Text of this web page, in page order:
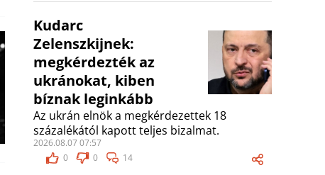
Kudarc
Zelenszkijnek:
megkérdezték az
ukránokat, kiben
bíznak leginkább
Az ukrán elnök a megkérdezettek 18
százalékától kapott teljes bizalmat.
2026.08.07 07:57
0
0 14